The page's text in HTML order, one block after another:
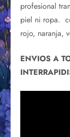
profesional
piel ni ropa.
rojo, naranja,
ENVIOS A